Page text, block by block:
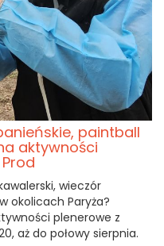
paintball
aktywności
wieczór
okolicach Paryża?
plenerowe z
aż do połowy sierpnia.